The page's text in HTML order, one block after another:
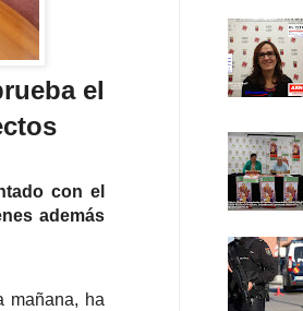
el
con el
además
mañana, ha